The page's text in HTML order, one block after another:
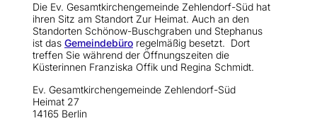
Die Ev. Gesamtkirchengemeinde Zehlendorf-Süd hat
ihren Sitz am Standort Zur Heimat. Auch an den
Standorten Schönow-Buschgraben und Stephanus
ist das Gemeindebüro regelmäßig besetzt. Dort
treffen Sie während der Öffnungszeiten die
Küsterinnen Franziska Offik und Regina Schmidt.
Ev. Gesamtkirchengemeinde Zehlendorf-Süd
Heimat 27
14165 Berlin